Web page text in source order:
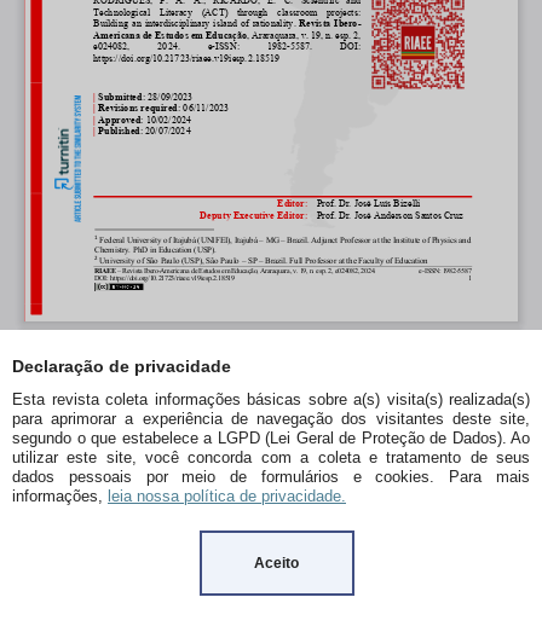
Declaração de privacidade
Esta revista coleta informações básicas sobre a(s) visita(s) realizada(s)
para aprimorar a experiência de navegação dos visitantes deste site,
segundo o que estabelece a LGPD (Lei Geral de Proteção de Dados). Ao
utilizar este site, você concorda com a coleta e tratamento de seus
dados pessoais por meio de formulários e cookies. Para mais
informações, leia nossa política de privacidade.
Aceito